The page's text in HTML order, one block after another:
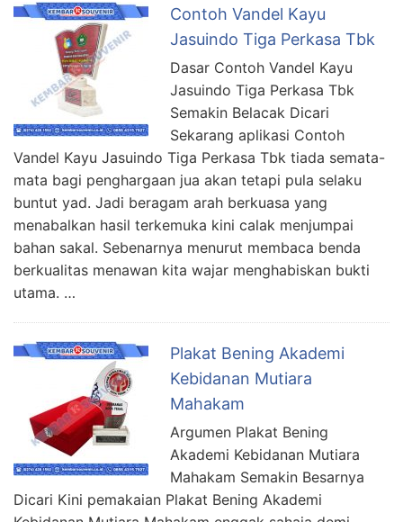
Contoh Vandel Kayu
Jasuindo Tiga Perkasa Tbk
Dasar Contoh Vandel Kayu
Jasuindo Tiga Perkasa Tbk
Semakin Belacak Dicari
Sekarang aplikasi Contoh
Vandel Kayu Jasuindo Tiga Perkasa Tbk tiada semata-
mata bagi penghargaan jua akan tetapi pula selaku
buntut yad. Jadi beragam arah berkuasa yang
menabalkan hasil terkemuka kini calak menjumpai
bahan sakal. Sebenarnya menurut membaca benda
berkualitas menawan kita wajar menghabiskan bukti
utama. …
Plakat Bening Akademi
Kebidanan Mutiara
Mahakam
Argumen Plakat Bening
Akademi Kebidanan Mutiara
Mahakam Semakin Besarnya
Dicari Kini pemakaian Plakat Bening Akademi